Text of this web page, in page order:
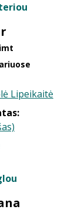
Lipeikaitė